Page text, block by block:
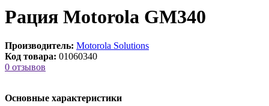
Рация Motorola GM340
Производитель: Motorola Solutions
Код товара: 01060340
0 отзывов
Основные характеристики